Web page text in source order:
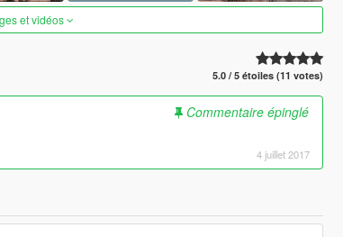
et vidéos
5.0 / 5 étoiles (11 votes)
Commentaire épinglé
4 juillet 2017